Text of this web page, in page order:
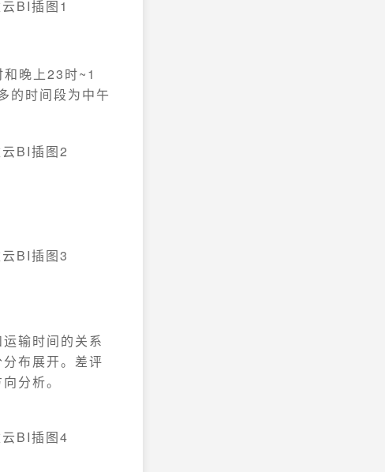
晚上23时~1
的时间段为中午
输时间的关系
布展开。差评
分析。